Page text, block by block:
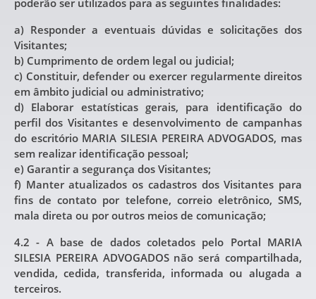
a) Responder a eventuais dúvidas e solicitações dos
Visitantes;
b) Cumprimento de ordem legal ou judicial;
c) Constituir, defender ou exercer regularmente direitos
em âmbito judicial ou administrativo;
d) Elaborar estatísticas gerais, para identificação do
perfil dos Visitantes e desenvolvimento de campanhas
do escritório MARIA SILESIA PEREIRA ADVOGADOS, mas
sem realizar identificação pessoal;
e) Garantir a segurança dos Visitantes;
f) Manter atualizados os cadastros dos Visitantes para
fins de contato por telefone, correio eletrônico, SMS,
mala direta ou por outros meios de comunicação;
4.2 - A base de dados coletados pelo Portal MARIA
SILESIA PEREIRA ADVOGADOS não será compartilhada,
vendida, cedida, transferida, informada ou alugada a
terceiros.